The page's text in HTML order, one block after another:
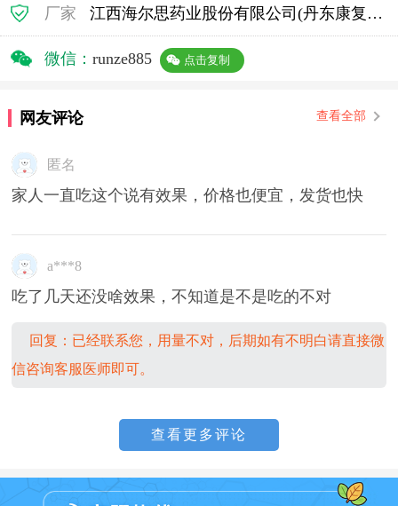
厂家 江西海尔思药业股份有限公司(丹东康复制药有限公司委托)
微信： runze885 点击复制
网友评论 查看全部
匿名
家人一直吃这个说有效果，价格也便宜，发货也快
a***8
吃了几天还没啥效果，不知道是不是吃的不对
回复：已经联系您，用量不对，后期如有不明白请直接微
信咨询客服医师即可。
查看更多评论